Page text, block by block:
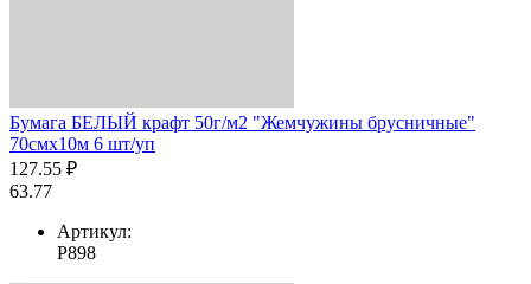
Бумага БЕЛЫЙ крафт 50г/м2 "Жемчужины брусничные"
70смх10м 6 шт/уп
127.55 ₽
63.77
Артикул:
Р898